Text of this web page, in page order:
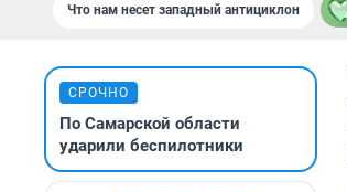
Что нам несет западный антициклон
СРОЧНО
По Самарской области
ударили беспилотники